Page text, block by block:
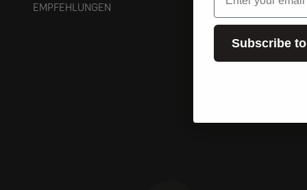
EMPFEHLUNGEN
Subscribe